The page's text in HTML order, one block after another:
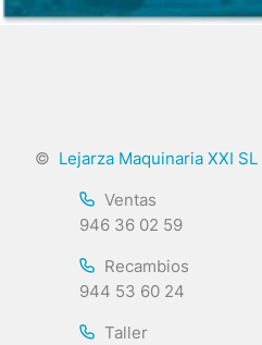
© Lejarza Maquinaria XXI SL
Ventas
946 36 02 59
Recambios
944 53 60 24
Taller